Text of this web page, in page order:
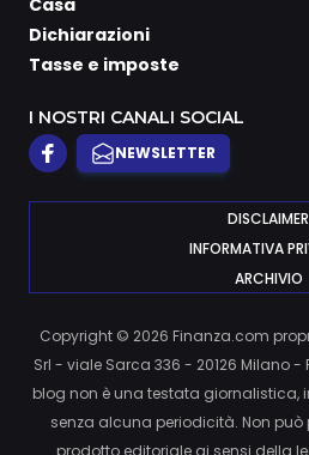
Casa
Dichiarazioni
Tasse e imposte
I NOSTRI CANALI SOCIAL
NEWSLETTER
DISCLAIMER
INFORMATIVA
ARCHIVIO
Copyright © 2026 Finanza.com
Srl - viale Sarca 336 - 20126 Milano -
blog non è una testata giornalistica,
senza alcuna periodicità. Non
prodotto editoriale ai sensi della